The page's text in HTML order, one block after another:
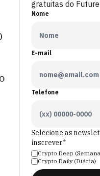
gratuitas do
Nome
E-mail
Telefone
Selecione as
inscrever*
Crypto Deep
Crypto Daily (Diária)